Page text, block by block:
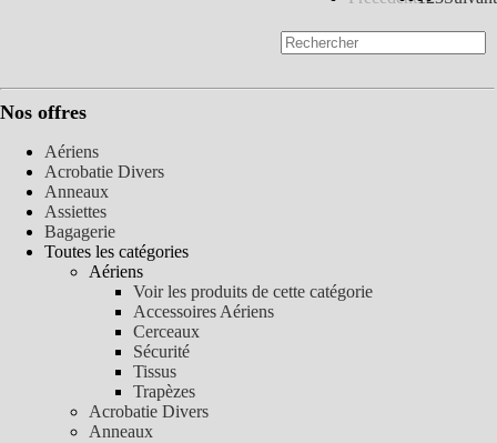
Nos offres
Aériens
Acrobatie Divers
Anneaux
Assiettes
Bagagerie
Toutes les catégories
Aériens
Voir les produits de cette catégorie
Accessoires Aériens
Cerceaux
Sécurité
Tissus
Trapèzes
Acrobatie Divers
Anneaux